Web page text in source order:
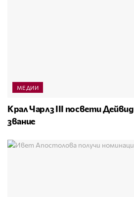
МЕДИИ
Крал Чарлз III посвети
звание